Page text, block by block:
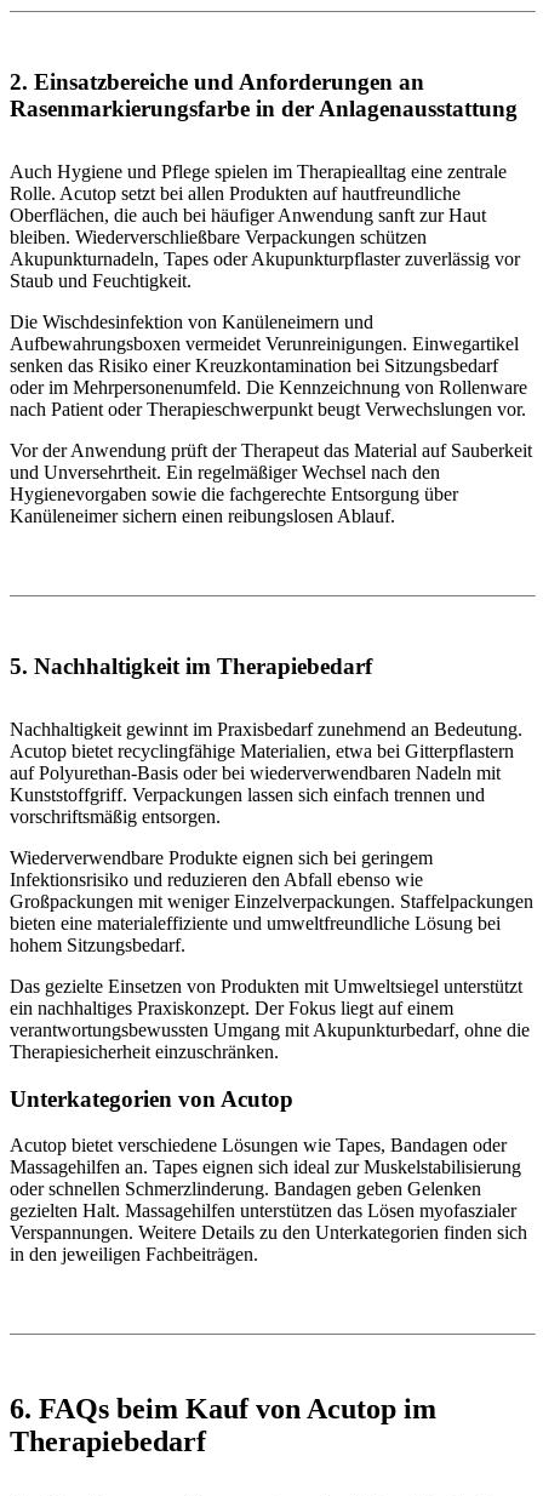
2. Einsatzbereiche und Anforderungen an
Rasenmarkierungsfarbe in der Anlagenausstattung
Auch Hygiene und Pflege spielen im Therapiealltag eine zentrale
Rolle. Acutop setzt bei allen Produkten auf hautfreundliche
Oberflächen, die auch bei häufiger Anwendung sanft zur Haut
bleiben. Wiederverschließbare Verpackungen schützen
Akupunkturnadeln, Tapes oder Akupunkturpflaster zuverlässig vor
Staub und Feuchtigkeit.
Die Wischdesinfektion von Kanüleneimern und
Aufbewahrungsboxen vermeidet Verunreinigungen. Einwegartikel
senken das Risiko einer Kreuzkontamination bei Sitzungsbedarf
oder im Mehrpersonenumfeld. Die Kennzeichnung von Rollenware
nach Patient oder Therapieschwerpunkt beugt Verwechslungen vor.
Vor der Anwendung prüft der Therapeut das Material auf Sauberkeit
und Unversehrtheit. Ein regelmäßiger Wechsel nach den
Hygienevorgaben sowie die fachgerechte Entsorgung über
Kanüleneimer sichern einen reibungslosen Ablauf.
5. Nachhaltigkeit im Therapiebedarf
Nachhaltigkeit gewinnt im Praxisbedarf zunehmend an Bedeutung.
Acutop bietet recyclingfähige Materialien, etwa bei Gitterpflastern
auf Polyurethan-Basis oder bei wiederverwendbaren Nadeln mit
Kunststoffgriff. Verpackungen lassen sich einfach trennen und
vorschriftsmäßig entsorgen.
Wiederverwendbare Produkte eignen sich bei geringem
Infektionsrisiko und reduzieren den Abfall ebenso wie
Großpackungen mit weniger Einzelverpackungen. Staffelpackungen
bieten eine materialeffiziente und umweltfreundliche Lösung bei
hohem Sitzungsbedarf.
Das gezielte Einsetzen von Produkten mit Umweltsiegel unterstützt
ein nachhaltiges Praxiskonzept. Der Fokus liegt auf einem
verantwortungsbewussten Umgang mit Akupunkturbedarf, ohne die
Therapiesicherheit einzuschränken.
Unterkategorien von Acutop
Acutop bietet verschiedene Lösungen wie Tapes, Bandagen oder
Massagehilfen an. Tapes eignen sich ideal zur Muskelstabilisierung
oder schnellen Schmerzlinderung. Bandagen geben Gelenken
gezielten Halt. Massagehilfen unterstützen das Lösen myofaszialer
Verspannungen. Weitere Details zu den Unterkategorien finden sich
in den jeweiligen Fachbeiträgen.
6. FAQs beim Kauf von Acutop im
Therapiebedarf